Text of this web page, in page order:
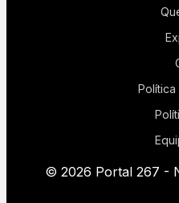
© 2026 Portal 267 -